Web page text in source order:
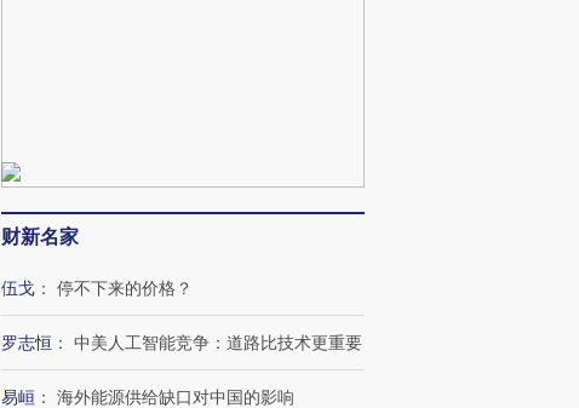
财新名家
伍戈 ： 停不下来的价格？
罗志恒 ： 中美人工智能竞争：道路比技术更重要
易峘 ： 海外能源供给缺口对中国的影响